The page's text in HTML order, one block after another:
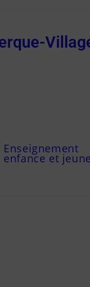
Enseignement
enfance et